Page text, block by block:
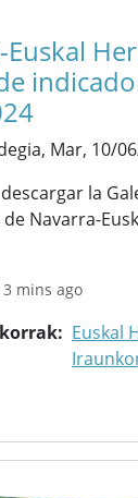
Mar, 10/
la
Navarra-
mins ago
Euskal